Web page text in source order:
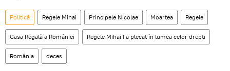
Politică Regele Mihai Principele Nicolae Moartea Regele
Casa Regală a României Regele Mihai I a plecat în lumea celor drepți
România deces